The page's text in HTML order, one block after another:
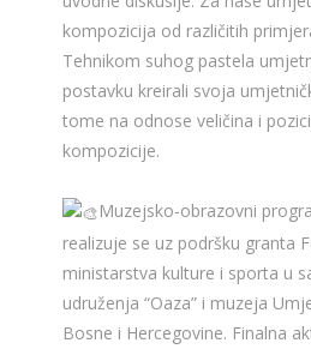
kompozicija od različitih
Tehnikom suhog pastela
postavku kreirali svoja
tome na odnose veličina i
kompozicije.
Muzejsko-obrazovni
realizuje se uz podršku granta
ministarstva kulture i sporta u
udruženja “Oaza” i muzeja
Bosne i Hercegovine. Finalna